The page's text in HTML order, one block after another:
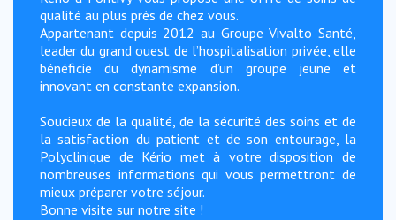
qualité au plus près de chez vous.
Appartenant depuis 2012 au Groupe Vivalto Santé,
leader du grand ouest de l’hospitalisation privée, elle
bénéficie du dynamisme d’un groupe jeune et
innovant en constante expansion.
Soucieux de la qualité, de la sécurité des soins et de
la satisfaction du patient et de son entourage, la
Polyclinique de Kério met à votre disposition de
nombreuses informations qui vous permettront de
mieux préparer votre séjour.
Bonne visite sur notre site !